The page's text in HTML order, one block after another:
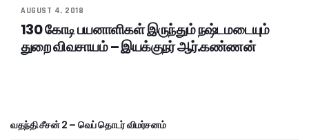
AUGUST 4, 2018
130 கோடி பயனாளிகள் இருந்தும் நஷ்டமடையும்
துறை விவசாயம் – இயக்குநர் ஆர்.கண்ணன்
வதந்தி சீசன் 2 – வெப் தொடர் விமர்சனம்